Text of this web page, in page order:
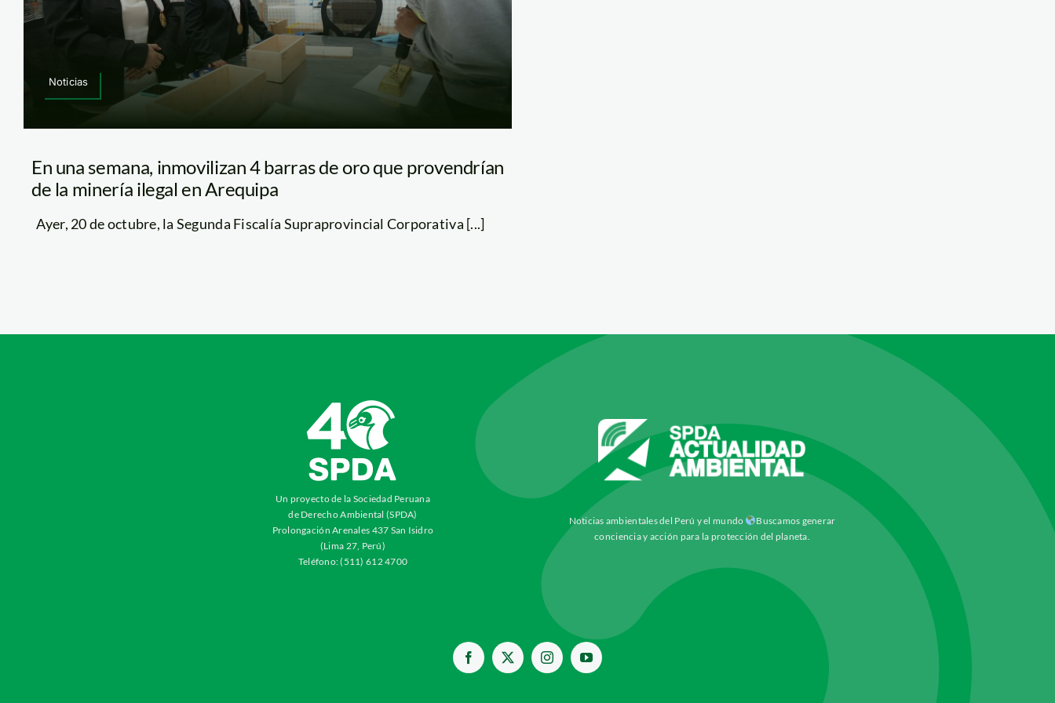
Noticias
En una semana, inmovilizan 4 barras de oro que provendrían
de la minería ilegal en Arequipa
Ayer, 20 de octubre, la Segunda Fiscalía Supraprovincial Corporativa [...]
Un proyecto de la Sociedad Peruana
de Derecho Ambiental (SPDA)
Prolongación Arenales 437 San Isidro
(Lima 27, Perú)
Teléfono: (511) 612 4700
Noticias ambientales del Perú y el mundo
Buscamos generar
conciencia y acción para la protección del planeta.